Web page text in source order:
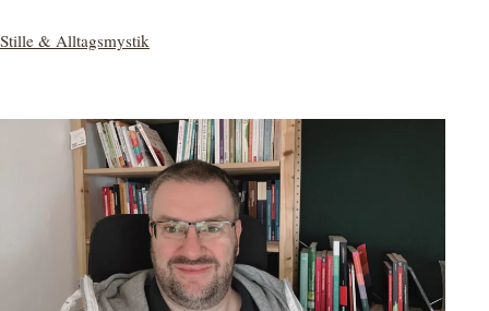
Kategorisiert
Stille & Alltagsmystik